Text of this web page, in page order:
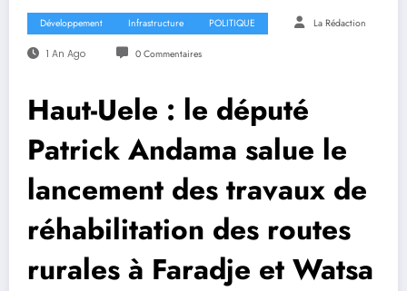
Développement Infrastructure POLITIQUE La Rédaction
1 An Ago 0 Commentaires
Haut-Uele : le député
Patrick Andama salue le
lancement des travaux de
réhabilitation des routes
rurales à Faradje et Watsa